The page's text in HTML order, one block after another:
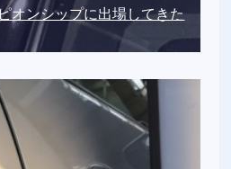
オンシップに出場してきた